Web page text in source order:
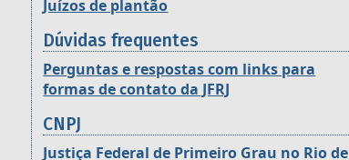
Juízos de plantão
Dúvidas frequentes
Perguntas e respostas com links para
formas de contato da JFRJ
CNPJ
Justiça Federal de Primeiro Grau no Rio de